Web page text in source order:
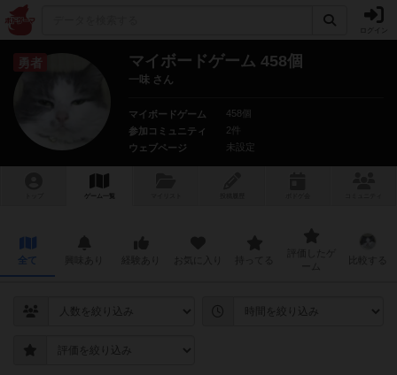
勇者 マイボードゲーム 458個
一味 さん
マイボードゲーム
458個
参加コミュニティ
2件
ウェブページ
未設定
ゲーム一覧
全て